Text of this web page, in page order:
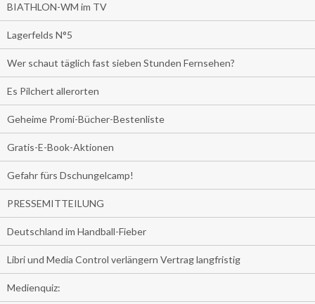
BIATHLON-WM im TV
Lagerfelds N°5
Wer schaut täglich fast sieben Stunden Fernsehen?
Es Pilchert allerorten
Geheime Promi-Bücher-Bestenliste
Gratis-E-Book-Aktionen
Gefahr fürs Dschungelcamp!
PRESSEMITTEILUNG
Deutschland im Handball-Fieber
Libri und Media Control verlängern Vertrag langfristig
Medienquiz: